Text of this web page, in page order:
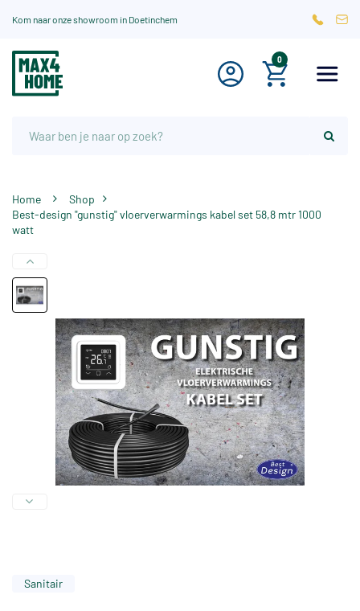
Kom naar onze showroom in Doetinchem
0
Home
Shop
Best-design "gunstig" vloerverwarmings kabel set 58,8 mtr 1000
watt
Sanitair